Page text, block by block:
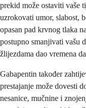
prekid može ostaviti vaše
uzrokovati umor, slabost,
opasan pad krvnog tlaka
postupno smanjivati ​​vašu
žlijezdama dao vremena
Gabapentin također
prestajanje može dovesti
nesanice, mučnine i